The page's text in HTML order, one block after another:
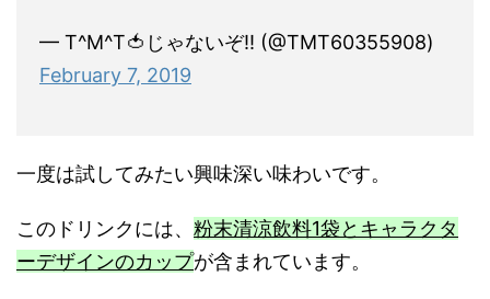
— T^M^T🍅じゃないぞ!! (@TMT60355908)
February 7, 2019
一度は試してみたい興味深い味わいです。
このドリンクには、 粉末清涼飲料1袋とキャラクタ
ーデザインのカップが含まれています。